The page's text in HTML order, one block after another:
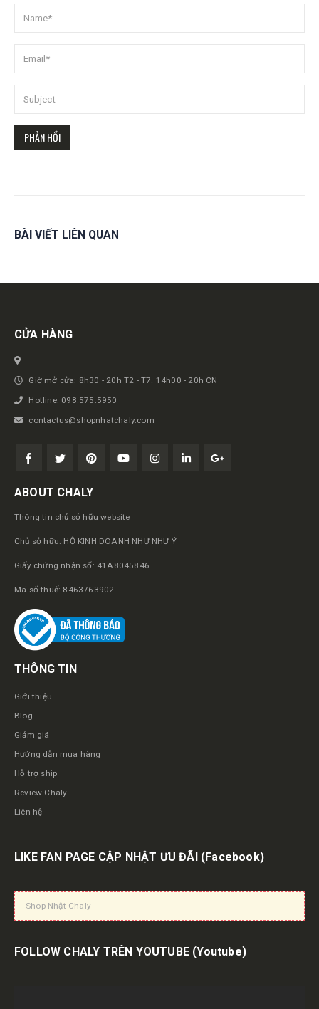
BÀI VIẾT LIÊN QUAN
Get in touch
CỬA HÀNG
Giờ mở cửa: 8h30 - 20h T2 - T7. 14h00 - 20h CN
Hotline: 098.575.5950
contactus@shopnhatchaly.com
ABOUT CHALY
Thông tin chủ sở hữu website
Chủ sở hữu: HỘ KINH DOANH NHƯ NHƯ Ý
Giấy chứng nhận số: 41A8045846
Mã số thuế: 8463763902
THÔNG TIN
Giới thiệu
Blog
Giảm giá
Hướng dẫn mua hàng
Hỗ trợ ship
Review Chaly
Liên hệ
LIKE FAN PAGE CẬP NHẬT ƯU ĐÃI (Facebook)
Shop Nhật Chaly
FOLLOW CHALY TRÊN YOUTUBE (Youtube)